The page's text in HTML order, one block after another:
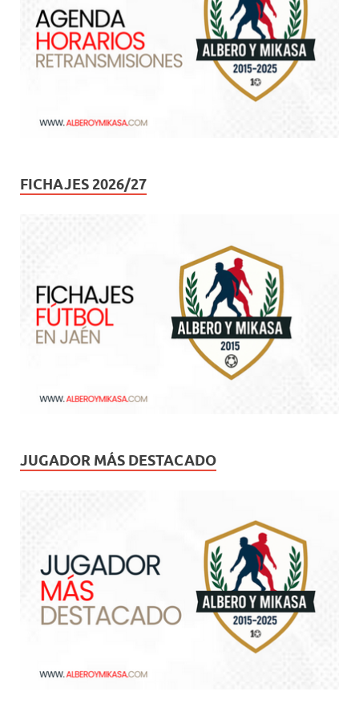
FICHAJES 2026/27
JUGADOR MÁS DESTACADO